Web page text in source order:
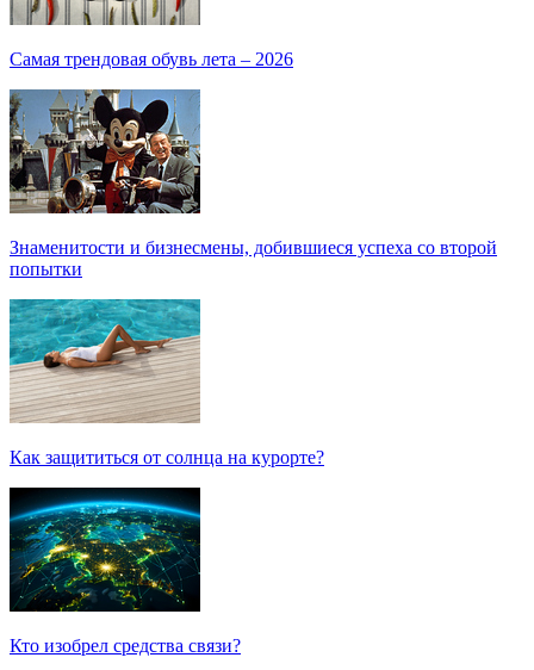
Самая трендовая обувь лета – 2026
Знаменитости и бизнесмены, добившиеся успеха со второй
попытки
Как защититься от солнца на курорте?
Кто изобрел средства связи?